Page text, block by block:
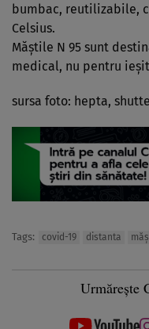
bumbac, reutilizabile,
Celsius.
Măştile N 95 sunt
medical, nu pentru
sursa foto: hepta,
Tags: covid-19 distanta
Urmărește